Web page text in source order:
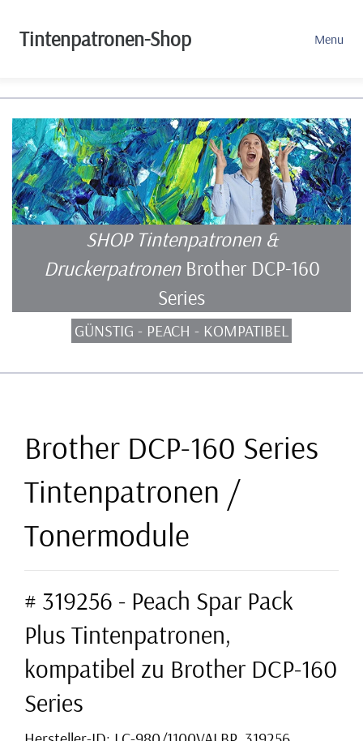
Tintenpatronen-Shop Menu
SHOP Tintenpatronen &
Druckerpatronen Brother DCP-160
Series
GÜNSTIG - PEACH - KOMPATIBEL
Brother DCP-160 Series
Tintenpatronen /
Tonermodule
# 319256 - Peach Spar Pack
Plus Tintenpatronen,
kompatibel zu Brother DCP-160
Series